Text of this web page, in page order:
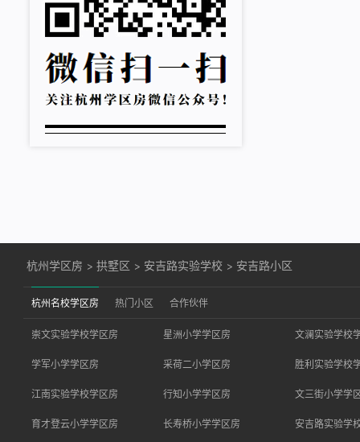
杭州学区房 >拱墅区 > 安吉路实验学校 > 安吉路小区
杭州名校学区房 热门小区 合作伙伴
崇文实验学校学区房 星洲小学学区房 文澜实验学校
学军小学学区房 采荷二小学区房 胜利实验学校
江南实验学校学区房 行知小学学区房 文三街小学学
育才登云小学学区房 长寿桥小学学区房 安吉路实验学